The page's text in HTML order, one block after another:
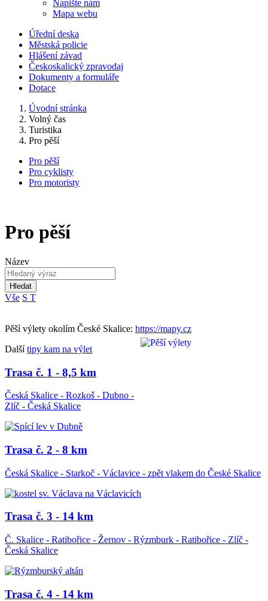
Napište nám
Mapa webu
Úřední deska
Městská policie
Hlášení závad
Českoskalický zpravodaj
Dokumenty a formuláře
Dotace
Úvodní stránka
Volný čas
Turistika
Pro pěší
Pro pěší
Pro cyklisty
Pro motoristy
Pro pěší
Název
Hledat
Vše S T
Pěší výlety okolím České Skalice: https://mapy.cz
Dalšítipy kam na výlet
Trasa č. 1 - 8,5 km
Česká Skalice - Rozkoš - Dubno -
Zlíč - Česká Skalice
Trasa č. 2 - 8 km
Česká Skalice - Starkoč - Václavice - zpět vlakem do České Skalice
Trasa č. 3 - 14 km
Č. Skalice - Ratibořice - Žernov - Rýzmburk - Ratibořice - Zlíč -
Česká Skalice
Trasa č. 4 - 14 km